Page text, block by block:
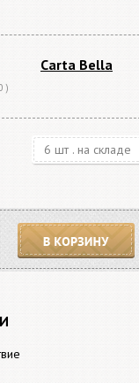
Carta Bella
)
6 шт . на складе
В корзину